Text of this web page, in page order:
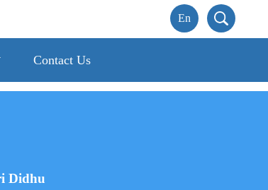
Contact Us
Didhu